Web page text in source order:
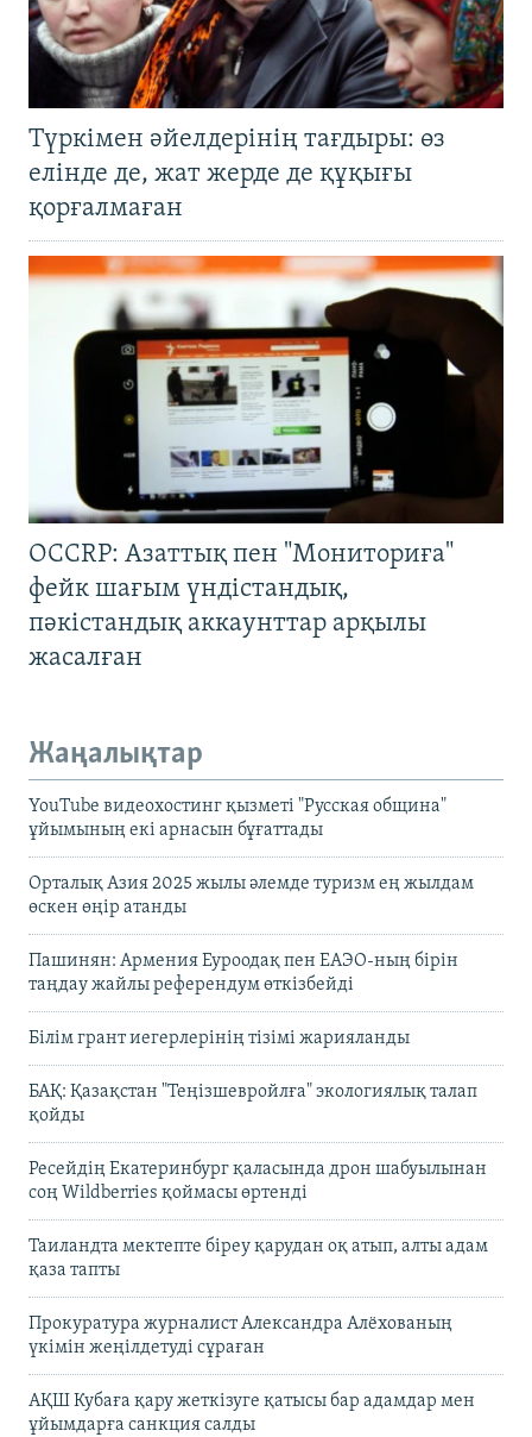
Түркімен әйелдерінің тағдыры: өз
елінде де, жат жерде де құқығы
қорғалмаған
OCCRP: Азаттық пен "Мониториға"
фейк шағым үндістандық,
пәкістандық аккаунттар арқылы
жасалған
Жаңалықтар
YouTube видеохостинг қызметі "Русская община"
ұйымының екі арнасын бұғаттады
Орталық Азия 2025 жылы әлемде туризм ең жылдам
өскен өңір атанды
Пашинян: Армения Еуроодақ пен ЕАЭО-ның бірін
таңдау жайлы референдум өткізбейді
Білім грант иегерлерінің тізімі жарияланды
БАҚ: Қазақстан "Теңізшевройлға" экологиялық талап
қойды
Ресейдің Екатеринбург қаласында дрон шабуылынан
соң Wildberries қоймасы өртенді
Таиландта мектепте біреу қарудан оқ атып, алты адам
қаза тапты
Прокуратура журналист Александра Алёхованың
үкімін жеңілдетуді сұраған
АҚШ Кубаға қару жеткізуге қатысы бар адамдар мен
ұйымдарға санкция салды